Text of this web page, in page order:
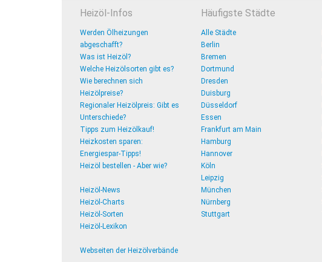
Heizöl-Infos
Werden Ölheizungen
abgeschafft?
Was ist Heizöl?
Welche Heizölsorten gibt es?
Wie berechnen sich
Heizölpreise?
Regionaler Heizölpreis: Gibt es
Unterschiede?
Tipps zum Heizölkauf!
Heizkosten sparen:
Energiespar-Tipps!
Heizöl bestellen - Aber wie?
Heizöl-News
Heizöl-Charts
Heizöl-Sorten
Heizöl-Lexikon
Webseiten der Heizölverbände
Häufigste Städte
Alle Städte
Berlin
Bremen
Dortmund
Dresden
Duisburg
Düsseldorf
Essen
Frankfurt am Main
Hamburg
Hannover
Köln
Leipzig
München
Nürnberg
Stuttgart